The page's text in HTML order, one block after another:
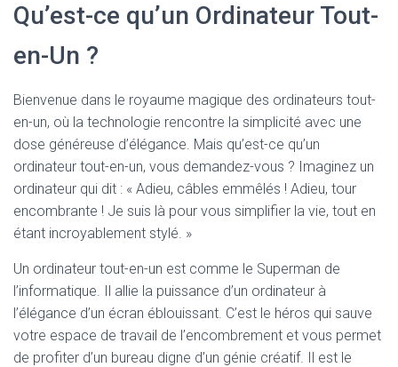
Qu’est-ce qu’un Ordinateur Tout-
en-Un ?
Bienvenue dans le royaume magique des ordinateurs tout-
en-un, où la technologie rencontre la simplicité avec une
dose généreuse d’élégance. Mais qu’est-ce qu’un
ordinateur tout-en-un, vous demandez-vous ? Imaginez un
ordinateur qui dit : « Adieu, câbles emmêlés ! Adieu, tour
encombrante ! Je suis là pour vous simplifier la vie, tout en
étant incroyablement stylé. »
Un ordinateur tout-en-un est comme le Superman de
l’informatique. Il allie la puissance d’un ordinateur à
l’élégance d’un écran éblouissant. C’est le héros qui sauve
votre espace de travail de l’encombrement et vous permet
de profiter d’un bureau digne d’un génie créatif. Il est le